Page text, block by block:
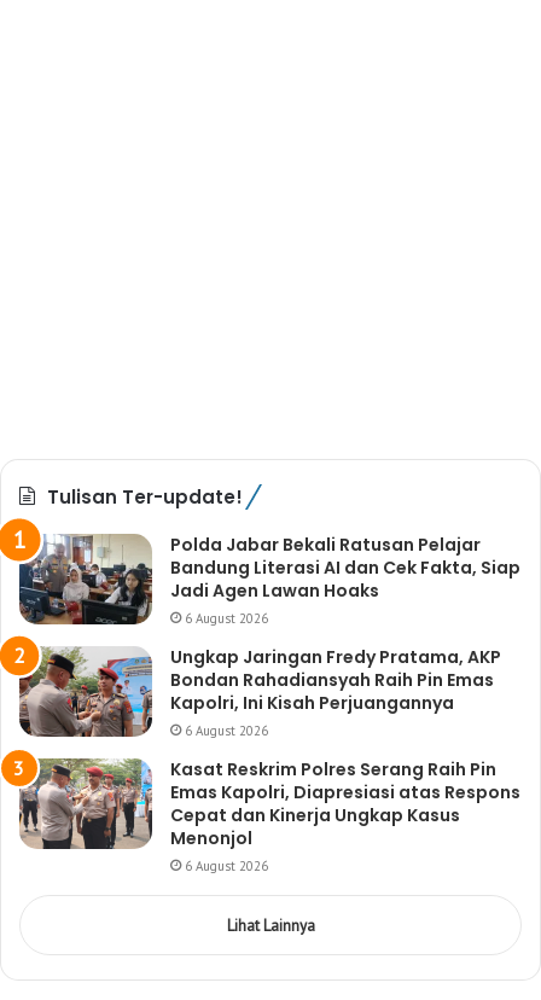
Tulisan Ter-update!
Polda Jabar Bekali Ratusan Pelajar
Bandung Literasi AI dan Cek Fakta, Siap
Jadi Agen Lawan Hoaks
6 August 2026
Ungkap Jaringan Fredy Pratama, AKP
Bondan Rahadiansyah Raih Pin Emas
Kapolri, Ini Kisah Perjuangannya
6 August 2026
Kasat Reskrim Polres Serang Raih Pin
Emas Kapolri, Diapresiasi atas Respons
Cepat dan Kinerja Ungkap Kasus
Menonjol
6 August 2026
Lihat Lainnya